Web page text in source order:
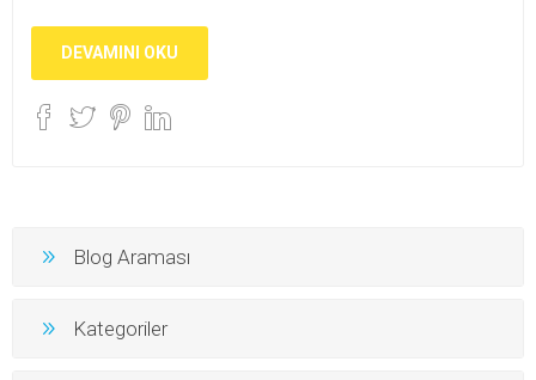
DEVAMINI OKU
Blog Araması
Kategoriler